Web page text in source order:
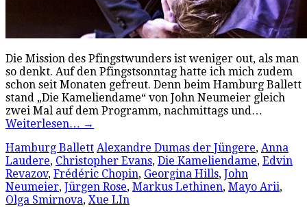
Die Mission des Pfingstwunders ist weniger out, als man
so denkt. Auf den Pfingstsonntag hatte ich mich zudem
schon seit Monaten gefreut. Denn beim Hamburg Ballett
stand „Die Kameliendame“ von John Neumeier gleich
zwei Mal auf dem Programm, nachmittags und…
Weiterlesen… →
Hamburg Ballett Alexandre Dumas der Jüngere, Anna
Laudere, Christopher Evans, Die Kameliendame, Edvin
Revazov, Frédéric Chopin, Georgina Hills, John
Neumeier, Jürgen Rose, Markus Lethinen, Mayo Arii,
Olga Smirnova, Xue LIn